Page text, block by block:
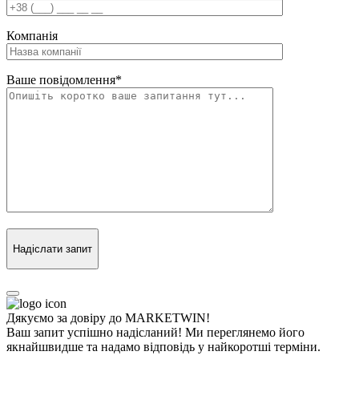
Компанія
Ваше повідомлення*
Надіслати запит
Дякуємо за довіру до MARKETWIN!
Ваш запит успішно надісланий! Ми переглянемо його
якнайшвидше та надамо відповідь у найкоротші терміни.